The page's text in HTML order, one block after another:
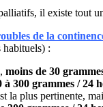
il existe tout
de la
habituels) :
moins de 30
à 300 grammes / 24
la plus pertinente,